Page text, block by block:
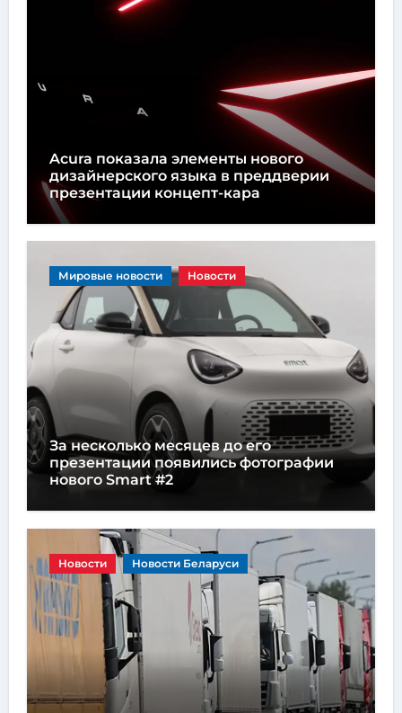
Acura показала элементы нового
дизайнерского языка в преддверии
презентации концепт-кара
Мировые новости Новости
За несколько месяцев до его
презентации появились фотографии
нового Smart #2
Новости Новости Беларуси